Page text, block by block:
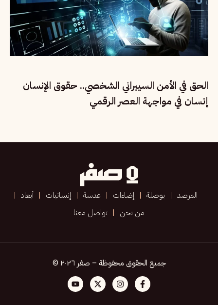
الحق في الأمن السيبراني الشخصي.. حقوق الإنسان
إنسان في مواجهة العصر الرقمي
المرصد بوصلة إضاءات عدسة إنسانيات
أبعاد
من نحن
تواصل معنا
جميع الحقوق محفوظة – صفر ٢٠٢٦ ©